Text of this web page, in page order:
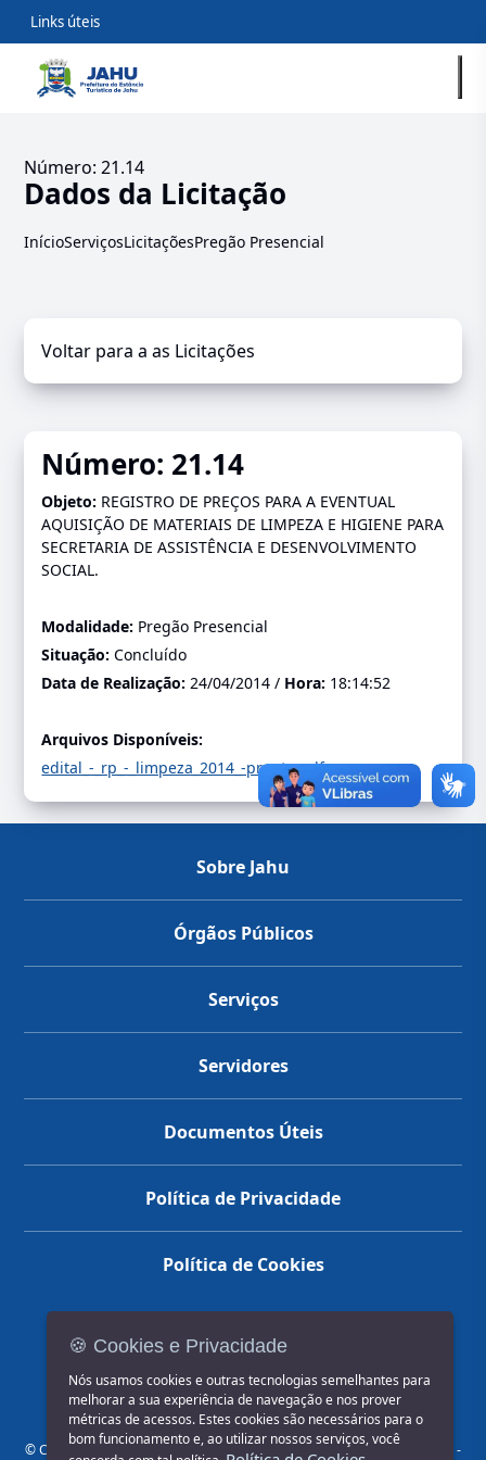
Links úteis
Número: 21.14
Dados da Licitação
InícioServiçosLicitaçõesPregão Presencial
Voltar para a as Licitações
Número: 21.14
Objeto: REGISTRO DE PREÇOS PARA A EVENTUAL
AQUISIÇÃO DE MATERIAIS DE LIMPEZA E HIGIENE PARA
SECRETARIA DE ASSISTÊNCIA E DESENVOLVIMENTO
SOCIAL.
Modalidade: Pregão Presencial
Situação:Concluído
Data de Realização:24/04/2014 / Hora: 18:14:52
Arquivos Disponíveis:
edital_-_rp_-_limpeza_2014_-pronto.pdf-
Sobre Jahu
Órgãos Públicos
Serviços
Servidores
Documentos Úteis
Política de Privacidade
Política de Cookies
© COPYRIGHT 2026, Prefeitura Municipal de Jahu | Rua Paissandu, 444 -
🍪 Cookies e Privacidade
Nós usamos cookies e outras tecnologias semelhantes para
melhorar a sua experiência de navegação e nos prover
métricas de acessos. Estes cookies são necessários para o
bom funcionamento e, ao utilizar nossos serviços, você